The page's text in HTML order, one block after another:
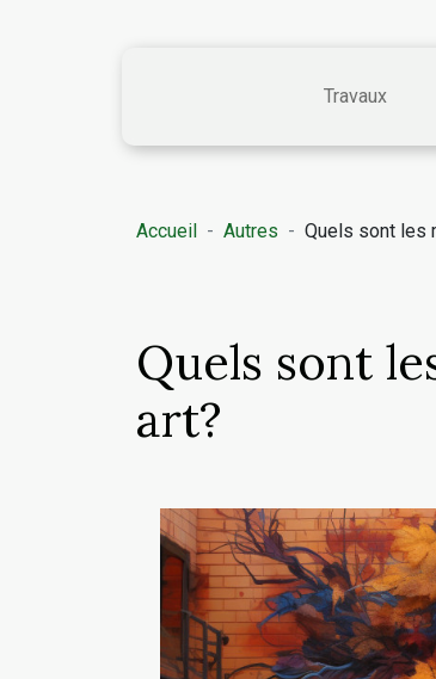
Travaux
Accueil Autres Quels sont les
Quels sont
art?